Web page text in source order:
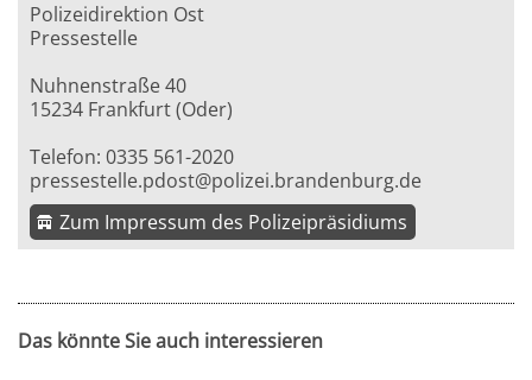
Polizeidirektion Ost
Pressestelle
Nuhnenstraße 40
15234 Frankfurt (Oder)
Telefon: 0335 561-2020
pressestelle.pdost@polizei.brandenburg.de
Zum Impressum des Polizeipräsidiums
Das könnte Sie auch interessieren